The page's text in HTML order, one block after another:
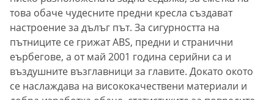
това обаче чудесните предни кресла създават
настроение за дълъг път. За сигурността на
пътниците се грижат ABS, предни и странични
еърбегове, а от май 2001 година серийни са и
въздушните възглавници за главите. Докато окото
се наслаждава на висококачествени материали и